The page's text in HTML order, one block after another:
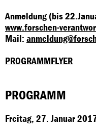
Anmeldung (bis
www.forschen-
Mail:
PROGRAMMFLYER
PROGRAMM
Freitag, 27. Januar